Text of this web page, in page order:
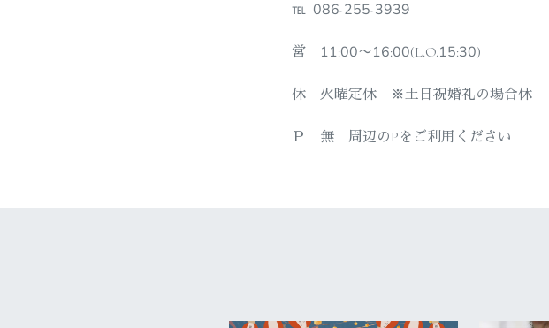
℡ 086-255-3939
営 11:00〜16:00(L.O.15:30)
休 火曜定休 ※土日祝婚礼の場合休
Ｐ 無 周辺のPをご利用ください